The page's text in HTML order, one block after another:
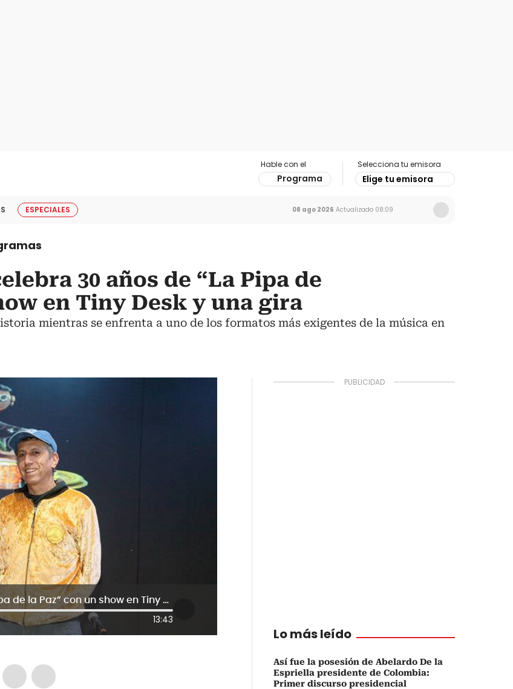
Hable con el
Programa
Selecciona tu emisora
Elige tu emisora
ESPECIALES 08 ago 2026 Actualizado 08:09
30 años de “La Pipa de
en Tiny Desk y una gira
mientras se enfrenta a uno de los formatos más exigentes de la música en
Aterciopelados celebra 30 años de “La Pipa de la Paz” con un show en Tiny Desk y una gira
13:43
Lo más leído
Así fue la posesión de Abelardo De la
Espriella presidente de Colombia:
Primer discurso presidencial